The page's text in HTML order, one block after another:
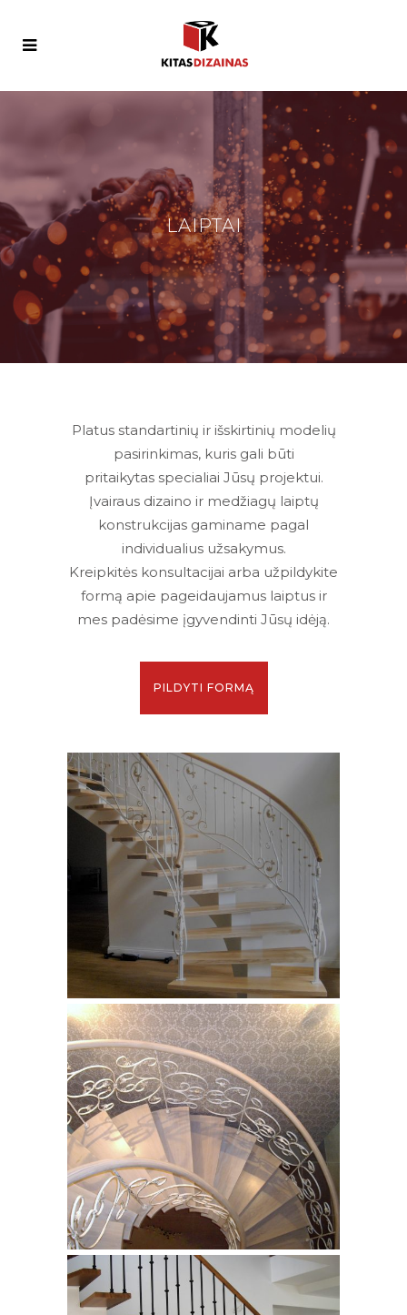
LAIPTAI
Platus standartinių ir išskirtinių modelių
pasirinkimas, kuris gali būti
pritaikytas specialiai Jūsų projektui.
Įvairaus dizaino ir medžiagų laiptų
konstrukcijas gaminame pagal
individualius užsakymus.
Kreipkitės konsultacijai arba užpildykite
formą apie pageidaujamus laiptus ir
mes padėsime įgyvendinti Jūsų idėją.
PILDYTI FORMĄ